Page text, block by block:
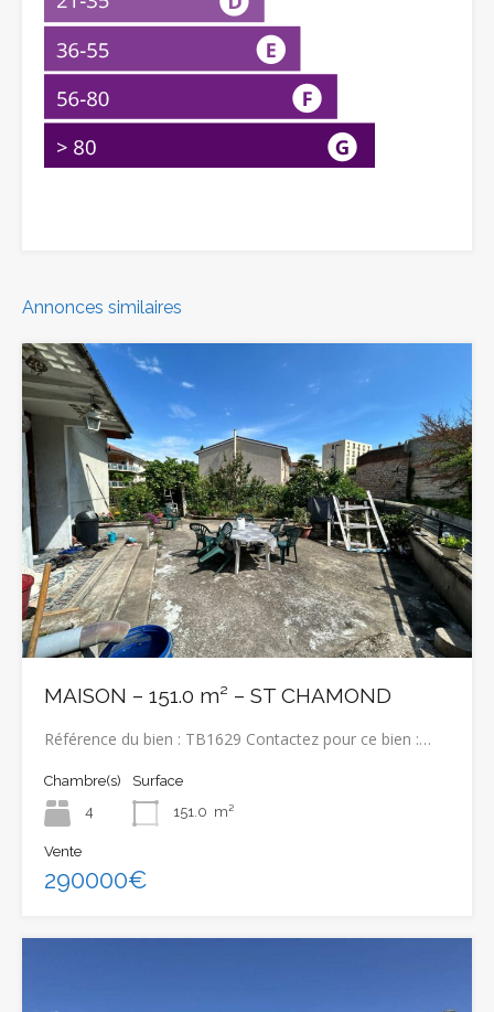
Annonces similaires
MAISON – 151.0 m² – ST CHAMOND
Référence du bien : TB1629 Contactez pour ce bien :…
Chambre(s)
4
Surface
151.0 m²
Vente
290000€